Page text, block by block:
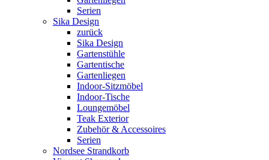
Serien
Sika Design
zurück
Sika Design
Gartenstühle
Gartentische
Gartenliegen
Indoor-Sitzmöbel
Indoor-Tische
Loungemöbel
Teak Exterior
Zubehör & Accessoires
Serien
Nordsee Strandkorb